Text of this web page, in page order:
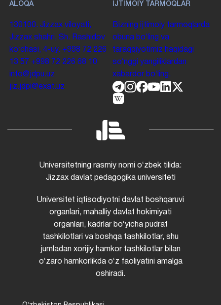
ALOQA
130100. Jizzax viloyati,
Jizzax shahri, Sh. Rashidov
koʻchasi, 4-uy. +998 72 226
13 57 +998 72 226 68 10
info@jdpu.uz
jiz.jdpi@exat.uz
IJTIMOIY TARMOQLAR
Bizning ijtimoiy tarmoqlarda
obuna boʻling va
taraqqiyotimiz haqidagi
soʻnggi yangiliklardan
xabardor boʻling.
Universitetning rasmiy nomi oʻzbek tilida:
Jizzax davlat pedagogika universiteti
Universitet iqtisodiyotni davlat boshqaruvi
organlari, mahalliy davlat hokimiyati
organlari, kadrlar boʻyicha pudrat
tashkilotlari va boshqa tashkilotlar, shu
jumladan xorijiy hamkor tashkilotlar bilan
oʻzaro hamkorlikda oʻz faoliyatini amalga
oshiradi.